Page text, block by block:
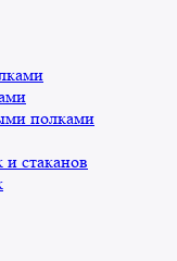
полками
стаканов